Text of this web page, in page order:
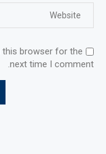
this browser for the
next time I comment.